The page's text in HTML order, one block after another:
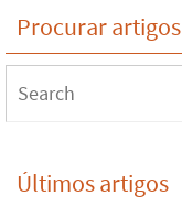
Procurar artigos
Últimos artigos